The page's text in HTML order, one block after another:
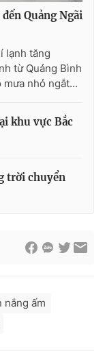
932
Quảng Ngãi
lạnh tăng
từ Quảng Bình
nhỏ ngắt...
khu vực Bắc
trời chuyển
nắng ấm